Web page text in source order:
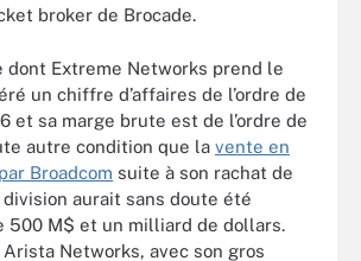
broker de Brocade.
Extreme Networks prend le
un chiffre d’affaires de l’ordre de
et sa marge brute est de l’ordre de
autre condition que la vente en
Broadcom suite à son rachat de
aurait sans doute été
500 M$ et un milliard de dollars.
Networks, avec son gros